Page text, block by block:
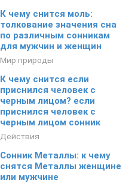
К чему снится моль:
толкование значения сна
по различным сонникам
для мужчин и женщин
Мир природы
К чему снится если
приснился человек с
черным лицом? если
приснился человек с
черным лицом сонник
Действия
Сонник Металлы: к чему
снятся Металлы женщине
или мужчине